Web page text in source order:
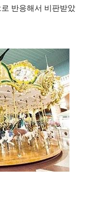
반응해서 비판받았